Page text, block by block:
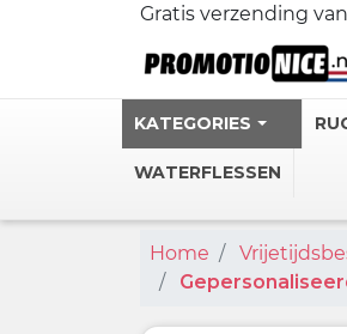
Gratis verzending
KATEGORIES
WATERFLESSEN
Home